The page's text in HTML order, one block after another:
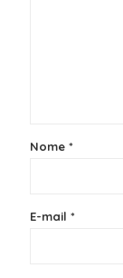
Nome *
E-mail *